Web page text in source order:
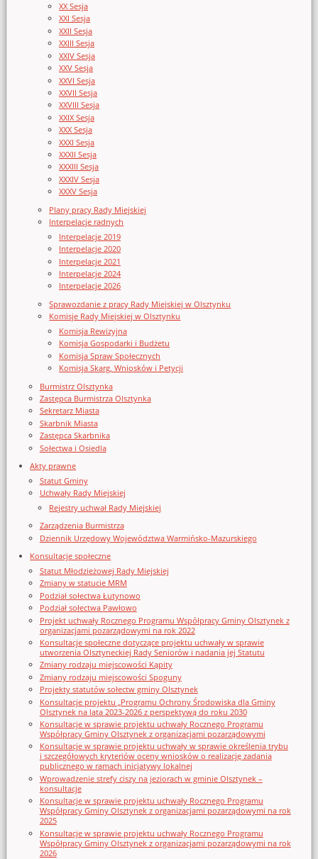
XX Sesja
XXI Sesja
XXII Sesja
XXIII Sesja
XXIV Sesja
XXV Sesja
XXVI Sesja
XXVII Sesja
XXVIII Sesja
XXIX Sesja
XXX Sesja
XXXI Sesja
XXXII Sesja
XXXIII Sesja
XXXIV Sesja
XXXV Sesja
Plany pracy Rady Miejskiej
Interpelacje radnych
Interpelacje 2019
Interpelacje 2020
Interpelacje 2021
Interpelacje 2024
Interpelacje 2026
Sprawozdanie z pracy Rady Miejskiej w Olsztynku
Komisje Rady Miejskiej w Olsztynku
Komisja Rewizyjna
Komisja Gospodarki i Budżetu
Komisja Spraw Społecznych
Komisja Skarg, Wniosków i Petycji
Burmistrz Olsztynka
Zastępca Burmistrza Olsztynka
Sekretarz Miasta
Skarbnik Miasta
Zastępca Skarbnika
Sołectwa i Osiedla
Akty prawne
Statut Gminy
Uchwały Rady Miejskiej
Rejestry uchwał Rady Miejskiej
Zarządzenia Burmistrza
Dziennik Urzędowy Województwa Warmińsko-Mazurskiego
Konsultacje społeczne
Statut Młodzieżowej Rady Miejskiej
Zmiany w statucie MRM
Podział sołectwa Łutynowo
Podział sołectwa Pawłowo
Projekt uchwały Rocznego Programu Współpracy Gminy Olsztynek z
organizacjami pozarządowymi na rok 2022
Konsultacje społeczne dotyczące projektu uchwały w sprawie
utworzenia Olsztyneckiej Rady Seniorów i nadania jej Statutu
Zmiany rodzaju miejscowości Kąpity
Zmiany rodzaju miejscowości Spoguny
Projekty statutów sołectw gminy Olsztynek
Konsultacje projektu „Programu Ochrony Środowiska dla Gminy
Olsztynek na lata 2023-2026 z perspektywą do roku 2030
Konsultacje w sprawie projektu uchwały Rocznego Programu
Współpracy Gminy Olsztynek z organizacjami pozarządowymi
Konsultacje w sprawie projektu uchwały w sprawie określenia trybu
i szczegółowych kryteriów oceny wniosków o realizację zadania
publicznego w ramach inicjatywy lokalnej
Wprowadzenie strefy ciszy na jeziorach w gminie Olsztynek –
konsultacje
Konsultacje w sprawie projektu uchwały Rocznego Programu
Współpracy Gminy Olsztynek z organizacjami pozarządowymi na rok
2025
Konsultacje w sprawie projektu uchwały Rocznego Programu
Współpracy Gminy Olsztynek z organizacjami pozarządowymi na rok
2026